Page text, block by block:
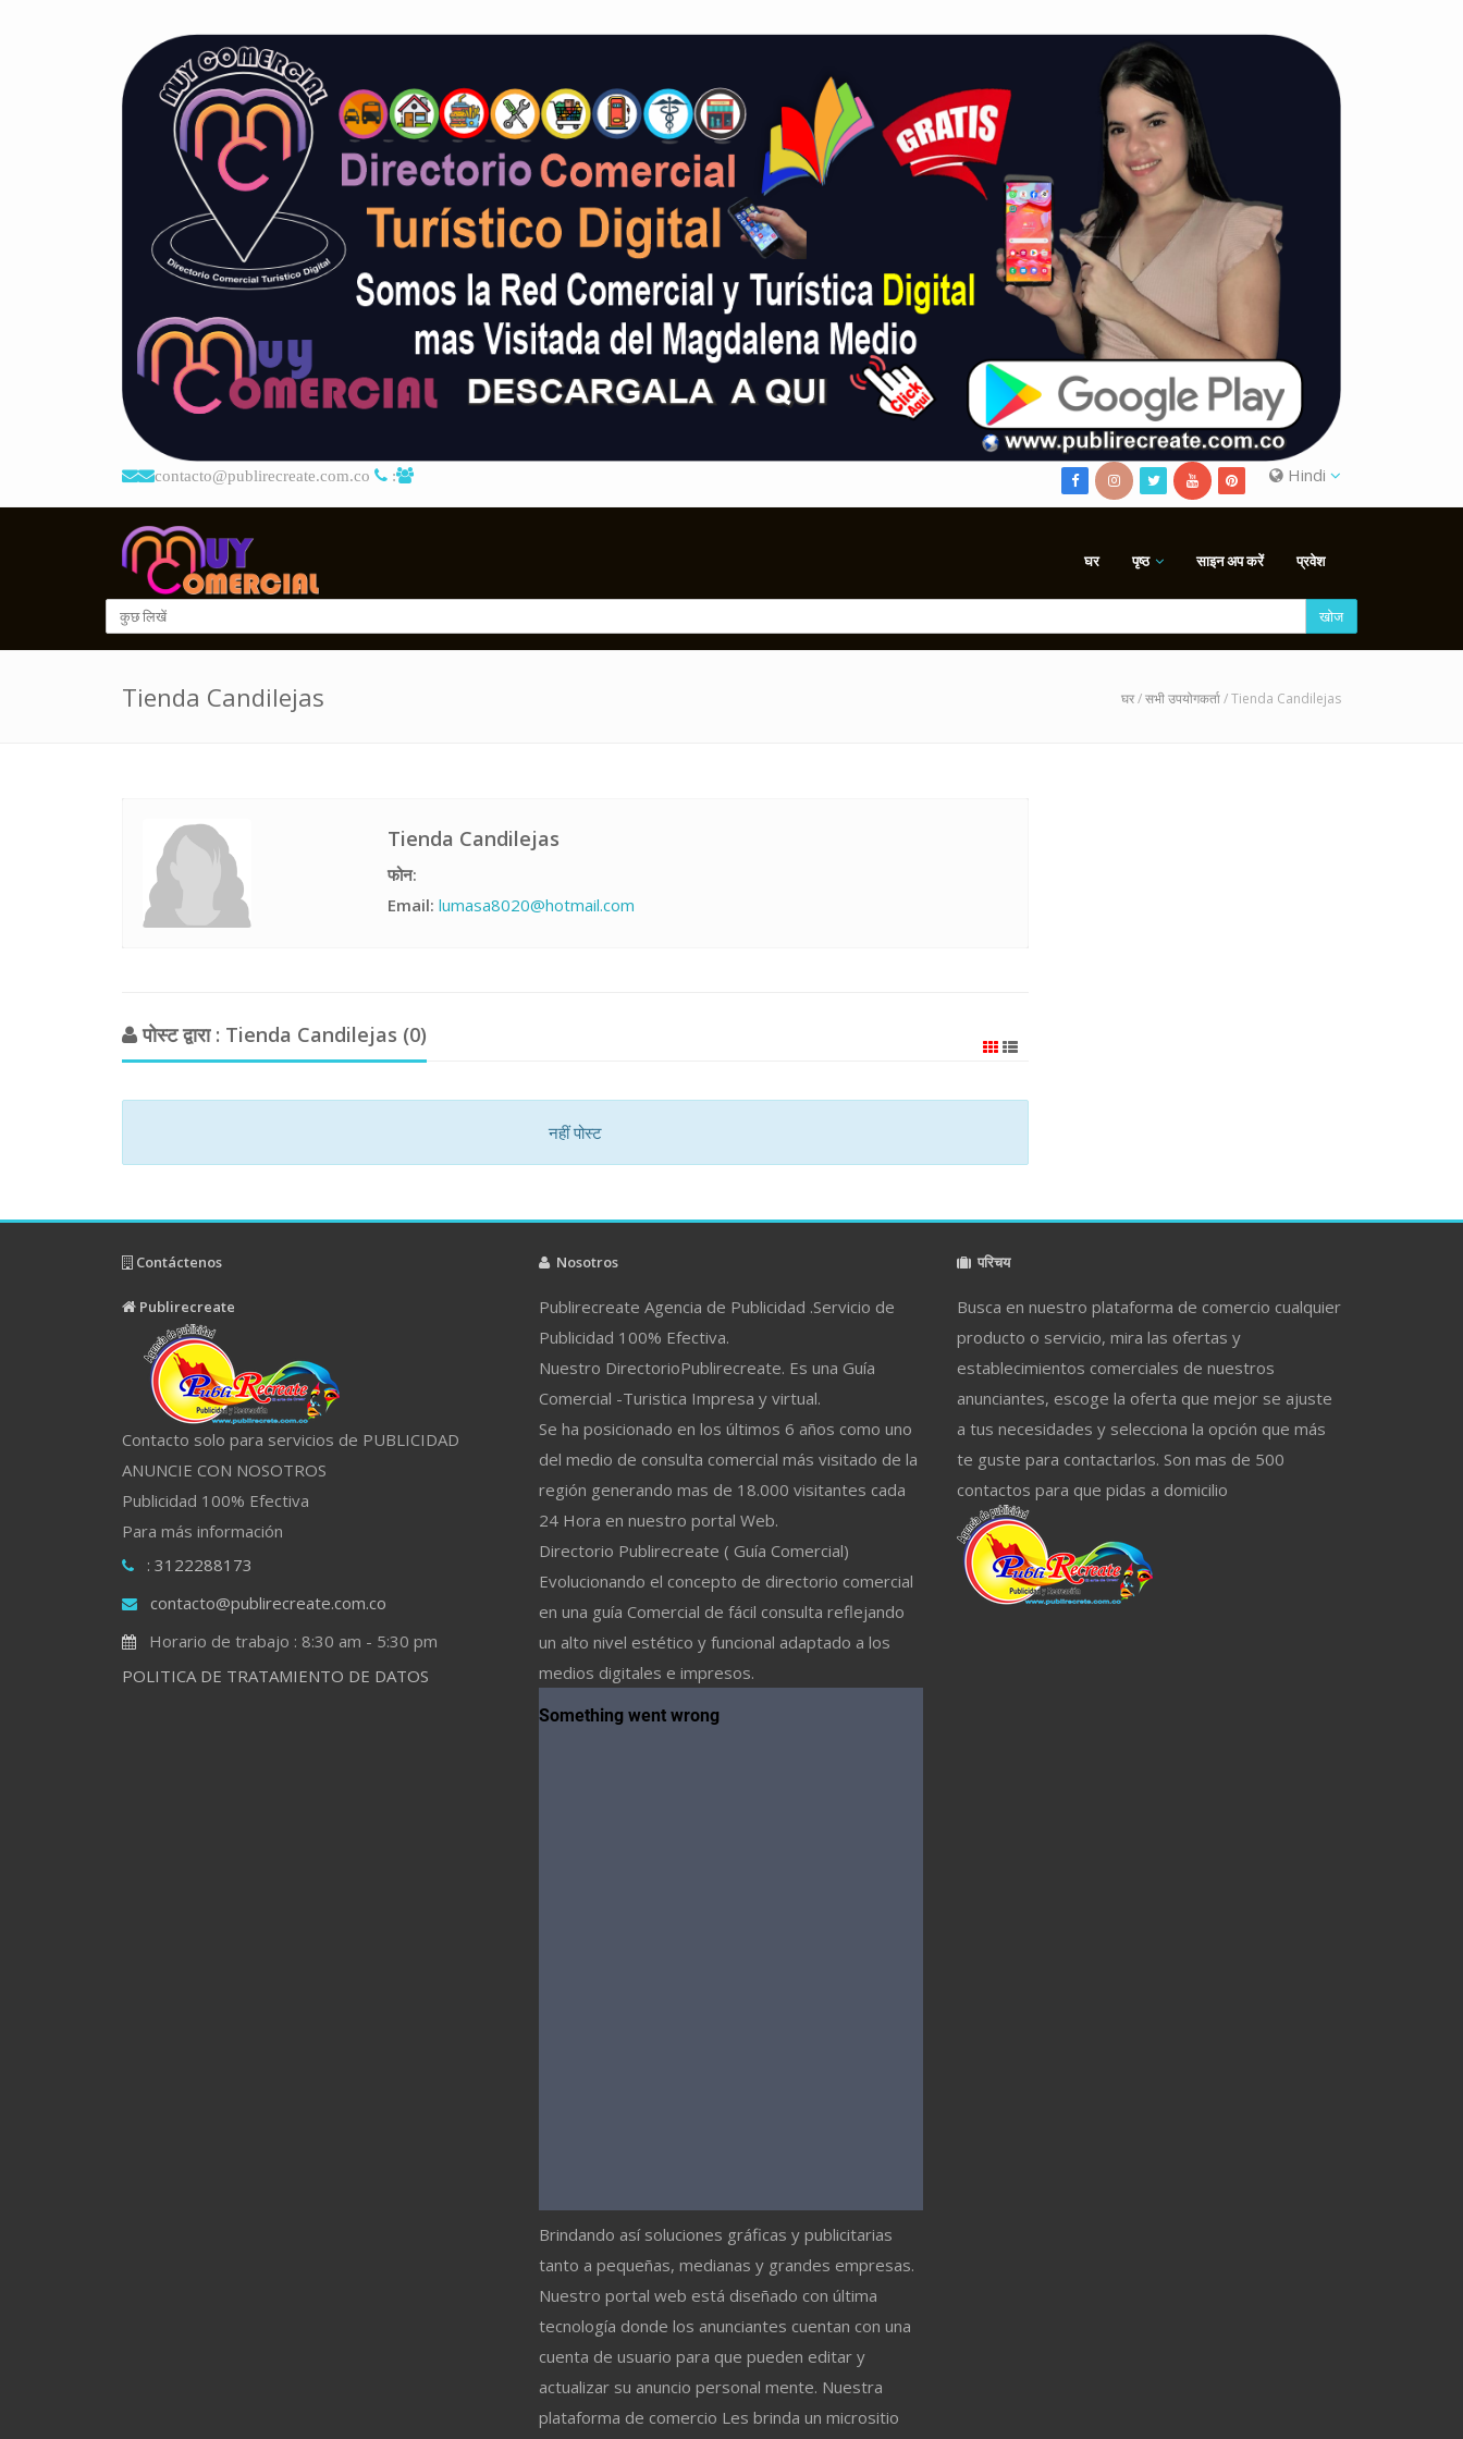
contacto@publirecreate.com.co : Hindi
घर पृष्ठ साइन अप करें प्रवेश
खोज
Tienda Candilejas घर/सभी उपयोगकर्ता/ Tienda Candilejas
Tienda Candilejas
फोन:
Email: lumasa8020@hotmail.com
पोस्ट द्वारा : Tienda Candilejas (0)
नहीं पोस्ट
Contáctenos
Publirecreate
Contacto solo para servicios de PUBLICIDAD
ANUNCIE CON NOSOTROS
Publicidad 100% Efectiva
Para más información
: 3122288173
contacto@publirecreate.com.co
Horario de trabajo : 8:30 am - 5:30 pm
POLITICA DE TRATAMIENTO DE DATOS
Nosotros
Publirecreate Agencia de Publicidad .Servicio de
Publicidad 100% Efectiva.
Nuestro DirectorioPublirecreate. Es una Guía
Comercial -Turistica Impresa y virtual.
Se ha posicionado en los últimos 6 años como uno
del medio de consulta comercial más visitado de la
región generando mas de 18.000 visitantes cada
24 Hora en nuestro portal Web.
Directorio Publirecreate ( Guía Comercial)
Evolucionando el concepto de directorio comercial
en una guía Comercial de fácil consulta reflejando
un alto nivel estético y funcional adaptado a los
medios digitales e impresos.
Brindando así soluciones gráficas y publicitarias
tanto a pequeñas, medianas y grandes empresas.
Nuestro portal web está diseñado con última
tecnología donde los anunciantes cuentan con una
cuenta de usuario para que pueden editar y
actualizar su anuncio personal mente. Nuestra
plataforma de comercio Les brinda un micrositio
परिचय
Busca en nuestro plataforma de comercio cualquier
producto o servicio, mira las ofertas y
establecimientos comerciales de nuestros
anunciantes, escoge la oferta que mejor se ajuste
a tus necesidades y selecciona la opción que más
te guste para contactarlos. Son mas de 500
contactos para que pidas a domicilio